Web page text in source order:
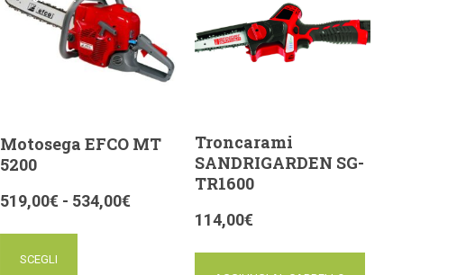
Motosega EFCO MT
5200
519,00€ - 534,00€
SCEGLI
Troncarami
SANDRIGARDEN SG-
TR1600
114,00€